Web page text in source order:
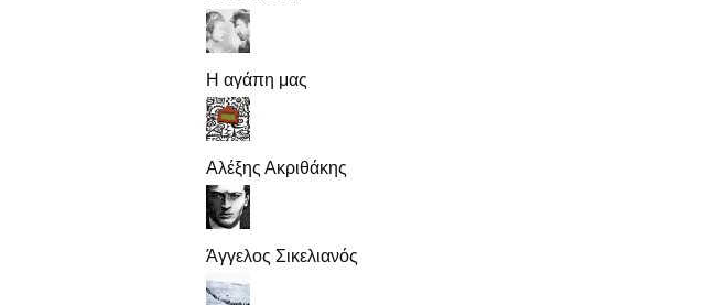
Η αγάπη μας
Αλέξης Ακριθάκης
Άγγελος Σικελιανός